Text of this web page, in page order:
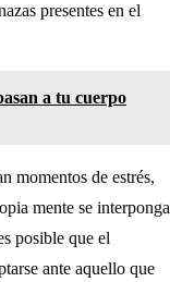
presentes en el
a tu cuerpo
momentos de estrés,
mente se interponga
posible que el
ante aquello que